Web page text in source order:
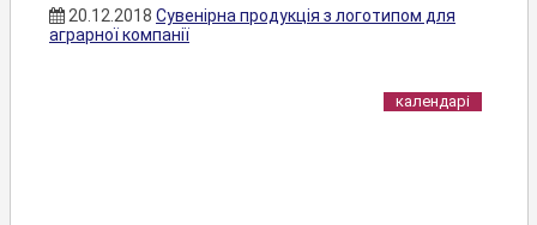
20.12.2018 Сувенірна продукція з логотипом для
аграрної компанії
календарі